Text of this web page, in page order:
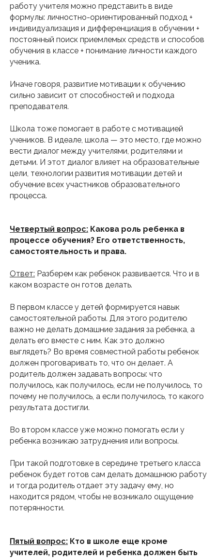
работу учителя можно представить в виде
формулы: личностно-ориентированный подход +
индивидуализация и дифференциация в обучении +
постоянный поиск приемлемых средств и способов
обучения в классе + понимание личности каждого
ученика.
Иначе говоря, развитие мотивации к обучению
сильно зависит от способностей и подхода
преподавателя.
Школа тоже помогает в работе с мотивацией
учеников. В идеале, школа — это место, где можно
вести диалог между учителями, родителями и
детьми. И этот диалог влияет на образовательные
цели, технологии развития мотивации детей и
обучение всех участников образовательного
процесса.
Четвертый вопрос: Какова роль ребенка в
процессе обучения? Его ответственность,
самостоятельность и права.
Ответ: Разберем как ребенок развивается. Что и в
каком возрасте он готов делать.
В первом классе у детей формируется навык
самостоятельной работы. Для этого родителю
важно не делать домашние задания за ребенка, а
делать его вместе с ним. Как это должно
выглядеть? Во время совместной работы ребенок
должен проговаривать то, что он делает. А
родитель должен задавать вопросы: что
получилось, как получилось, если не получилось, то
почему не получилось, а если получилось, то какого
результата достигли.
Во втором классе уже можно помогать если у
ребенка возникаю затруднения или вопросы.
При такой подготовке в середине третьего класса
ребенок будет готов сам делать домашнюю работу
и тогда родитель отдает эту задачу ему, но
находится рядом, чтобы не возникало ощущение
потерянности.
Пятый вопрос: Кто в школе еще кроме
учителей, родителей и ребенка должен быть